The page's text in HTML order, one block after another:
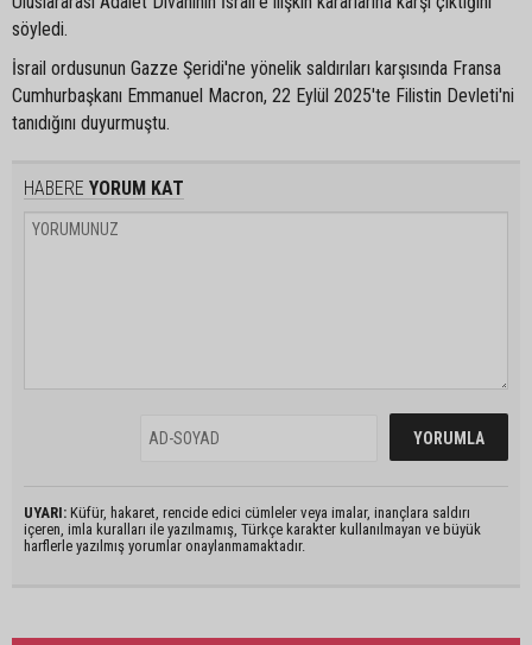
söyledi.
İsrail ordusunun Gazze Şeridi'ne yönelik saldırıları karşısında Fransa
Cumhurbaşkanı Emmanuel Macron, 22 Eylül 2025'te Filistin Devleti'ni
tanıdığını duyurmuştu.
HABERE YORUM KAT
UYARI: Küfür, hakaret, rencide edici cümleler veya imalar, inançlara saldırı
içeren, imla kuralları ile yazılmamış, Türkçe karakter kullanılmayan ve büyük
harflerle yazılmış yorumlar onaylanmamaktadır.